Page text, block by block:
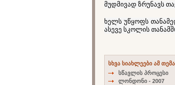
მუდმივად ზრუნავს
ხელს უწყოფს
ასევე სკოლის
სხვა სიახლეები ამ
სწავლის პროცესი
ლონდონი - 2007